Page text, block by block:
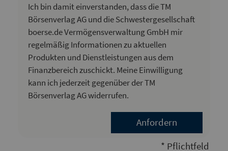
Ich bin damit einverstanden, dass die TM
Börsenverlag AG und die Schwestergesellschaft
boerse.de Vermögensverwaltung GmbH mir
regelmäßig Informationen zu aktuellen
Produkten und Dienstleistungen aus dem
Finanzbereich zuschickt. Meine Einwilligung
kann ich jederzeit gegenüber der TM
Börsenverlag AG widerrufen.
* Pflichtfeld